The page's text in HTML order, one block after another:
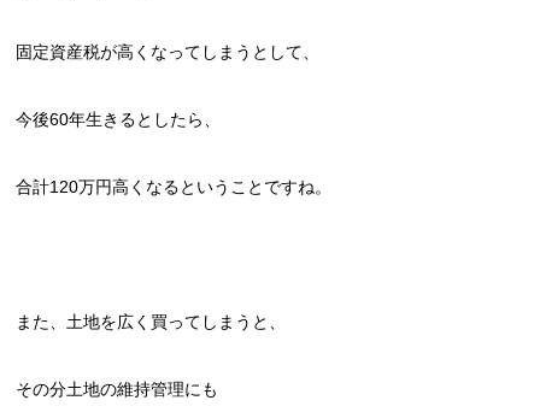
固定資産税が高くなってしまうとして、
今後60年生きるとしたら、
合計120万円高くなるということですね。
また、土地を広く買ってしまうと、
その分土地の維持管理にも